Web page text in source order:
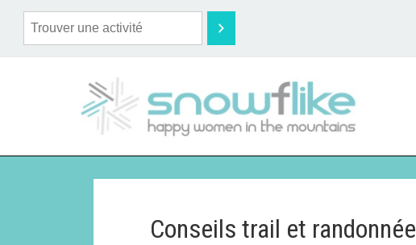
Conseils trail et randonnée